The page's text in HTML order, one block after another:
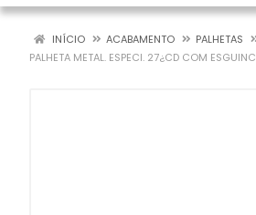
INÍCIO ACABAMENTO
PALHETAS
PALHETA METAL. ESPECI. 27¿CD COM ESGUINC